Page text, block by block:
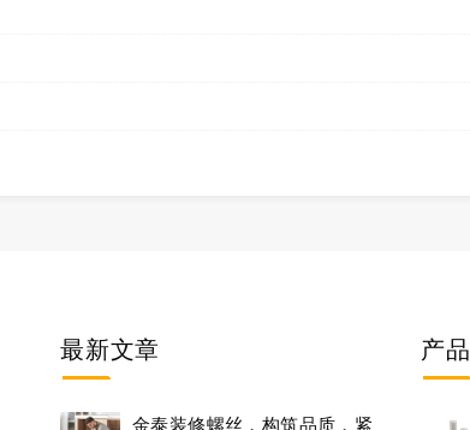
最新文章
金泰装修螺丝，构筑品质，紧
产品